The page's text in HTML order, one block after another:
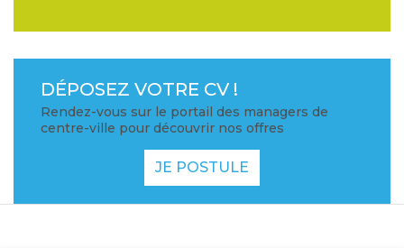
DÉPOSEZ VOTRE CV !
Rendez-vous sur le portail des managers de
centre-ville pour découvrir nos offres
JE POSTULE